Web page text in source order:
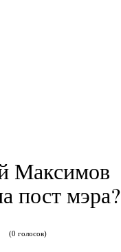
Максимов
пост мэра?
(0 голосов)